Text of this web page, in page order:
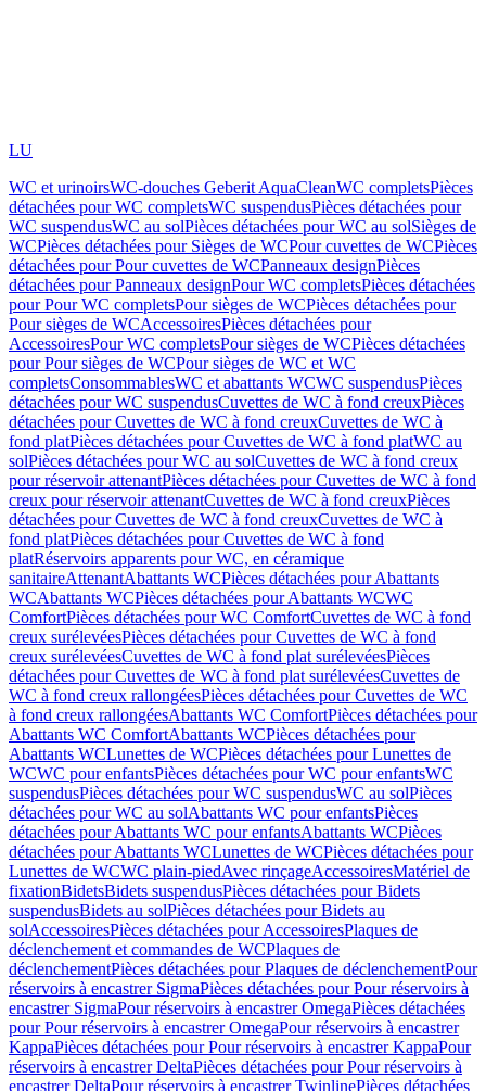
LU
WC et urinoirsWC-douches Geberit AquaCleanWC completsPièces
détachées pour WC completsWC suspendusPièces détachées pour
WC suspendusWC au solPièces détachées pour WC au solSièges de
WCPièces détachées pour Sièges de WCPour cuvettes de WCPièces
détachées pour Pour cuvettes de WCPanneaux designPièces
détachées pour Panneaux designPour WC completsPièces détachées
pour Pour WC completsPour sièges de WCPièces détachées pour
Pour sièges de WCAccessoiresPièces détachées pour
AccessoiresPour WC completsPour sièges de WCPièces détachées
pour Pour sièges de WCPour sièges de WC et WC
completsConsommablesWC et abattants WCWC suspendusPièces
détachées pour WC suspendusCuvettes de WC à fond creuxPièces
détachées pour Cuvettes de WC à fond creuxCuvettes de WC à
fond platPièces détachées pour Cuvettes de WC à fond platWC au
solPièces détachées pour WC au solCuvettes de WC à fond creux
pour réservoir attenantPièces détachées pour Cuvettes de WC à fond
creux pour réservoir attenantCuvettes de WC à fond creuxPièces
détachées pour Cuvettes de WC à fond creuxCuvettes de WC à
fond platPièces détachées pour Cuvettes de WC à fond
platRéservoirs apparents pour WC, en céramique
sanitaireAttenantAbattants WCPièces détachées pour Abattants
WCAbattants WCPièces détachées pour Abattants WCWC
ComfortPièces détachées pour WC ComfortCuvettes de WC à fond
creux surélevéesPièces détachées pour Cuvettes de WC à fond
creux surélevéesCuvettes de WC à fond plat surélevéesPièces
détachées pour Cuvettes de WC à fond plat surélevéesCuvettes de
WC à fond creux rallongéesPièces détachées pour Cuvettes de WC
à fond creux rallongéesAbattants WC ComfortPièces détachées pour
Abattants WC ComfortAbattants WCPièces détachées pour
Abattants WCLunettes de WCPièces détachées pour Lunettes de
WCWC pour enfantsPièces détachées pour WC pour enfantsWC
suspendusPièces détachées pour WC suspendusWC au solPièces
détachées pour WC au solAbattants WC pour enfantsPièces
détachées pour Abattants WC pour enfantsAbattants WCPièces
détachées pour Abattants WCLunettes de WCPièces détachées pour
Lunettes de WCWC plain-piedAvec rinçageAccessoiresMatériel de
fixationBidetsBidets suspendusPièces détachées pour Bidets
suspendusBidets au solPièces détachées pour Bidets au
solAccessoiresPièces détachées pour AccessoiresPlaques de
déclenchement et commandes de WCPlaques de
déclenchementPièces détachées pour Plaques de déclenchementPour
réservoirs à encastrer SigmaPièces détachées pour Pour réservoirs à
encastrer SigmaPour réservoirs à encastrer OmegaPièces détachées
pour Pour réservoirs à encastrer OmegaPour réservoirs à encastrer
KappaPièces détachées pour Pour réservoirs à encastrer KappaPour
réservoirs à encastrer DeltaPièces détachées pour Pour réservoirs à
encastrer DeltaPour réservoirs à encastrer TwinlinePièces détachées